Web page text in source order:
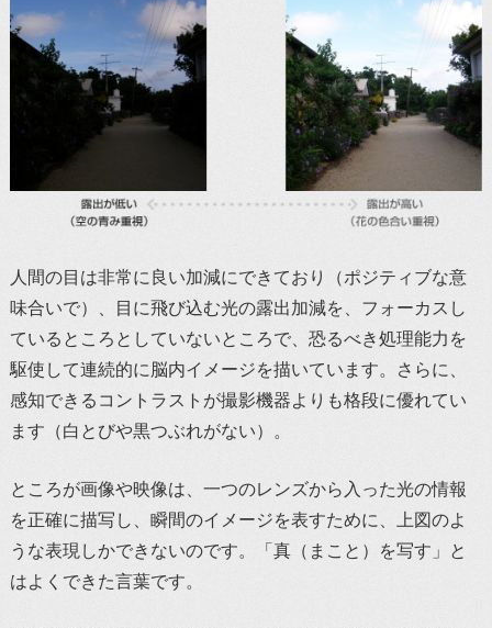
人間の目は非常に良い加減にできており（ポジティブな意
味合いで）、目に飛び込む光の露出加減を、フォーカスし
ているところとしていないところで、恐るべき処理能力を
駆使して連続的に脳内イメージを描いています。さらに、
感知できるコントラストが撮影機器よりも格段に優れてい
ます（白とびや黒つぶれがない）。
ところが画像や映像は、一つのレンズから入った光の情報
を正確に描写し、瞬間のイメージを表すために、上図のよ
うな表現しかできないのです。「真（まこと）を写す」と
はよくできた言葉です。